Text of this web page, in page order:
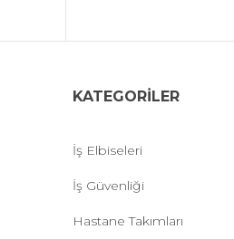
KATEGORİLER
İş Elbiseleri
İş Güvenliği
Hastane Takımları